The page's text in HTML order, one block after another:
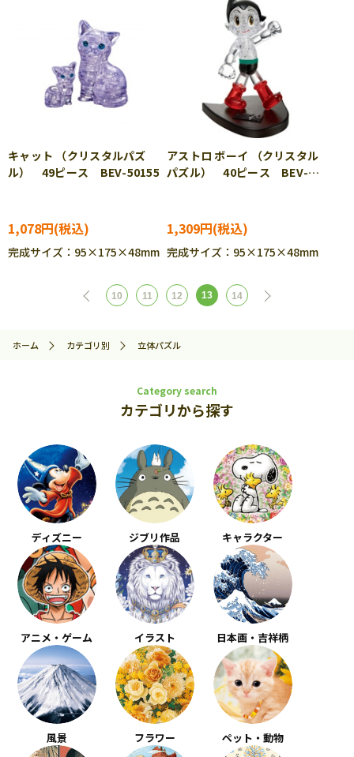
キャット （クリスタルパズ
ル） 49ピース BEV-50155
1,078円
完成サイズ：95×175×48mm
アストロ ボーイ （クリスタル
パズル） 40ピース BEV-
1,309円
完成サイズ：95×175×48mm
10 11 12 13 14
ホーム カテゴリ別 立体パズル
Category search
カテゴリから探す
ディズニー ジブリ作品 キャラクター
アニメ・ゲーム イラスト 日本画・吉祥柄
風景 フラワー ペット・動物